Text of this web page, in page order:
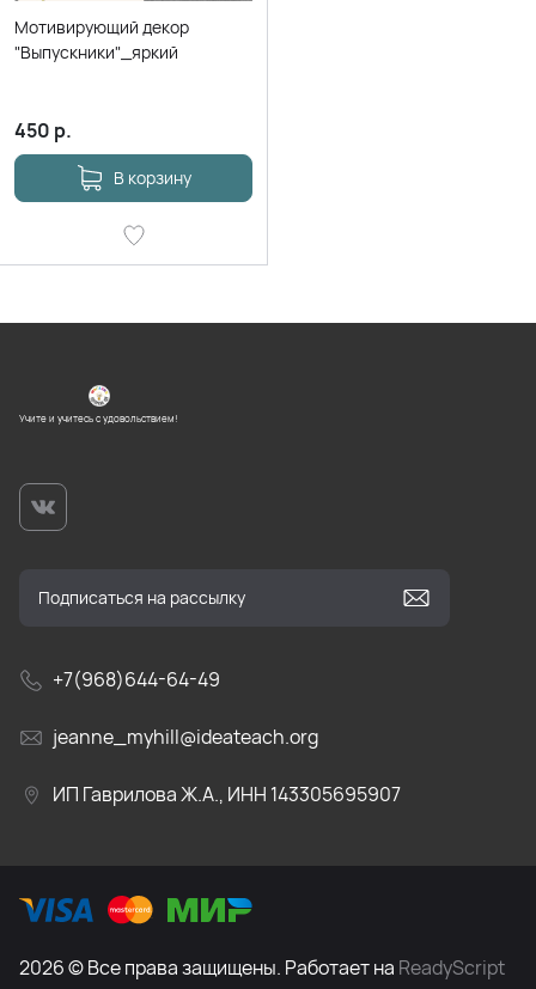
Мотивирующий декор
"Выпускники"_яркий
450 р.
В корзину
Учите и учитесь с удовольствием!
+7(968)644-64-49
jeanne_myhill@ideateach.org
ИП Гаврилова Ж.А., ИНН 143305695907
2026 © Все права защищены. Работает на ReadyScript